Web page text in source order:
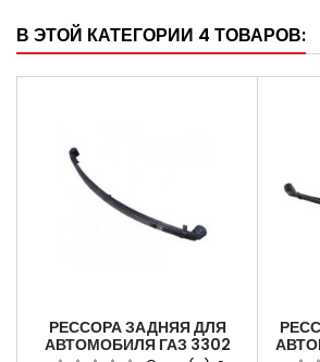
В ЭТОЙ КАТЕГОРИИ 4 ТОВАРОВ:
РЕССОРА ЗАДНЯЯ ДЛЯ
АВТОМОБИЛЯ ГАЗ 3302